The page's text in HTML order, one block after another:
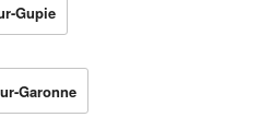
Gupie
Garonne